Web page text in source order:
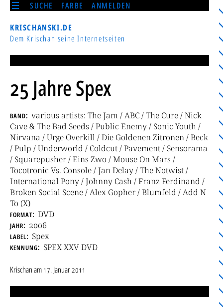
SUCHE FARBE ANMELDEN
KRISCHANSKI.DE
Dem Krischan seine Internetseiten
25 Jahre Spex
band various artists: The Jam / ABC / The Cure / Nick
Cave & The Bad Seeds / Public Enemy / Sonic Youth /
Nirvana / Urge Overkill / Die Goldenen Zitronen / Beck
/ Pulp / Underworld / Coldcut / Pavement / Sensorama
/ Squarepusher / Eins Zwo / Mouse On Mars /
Tocotronic Vs. Console / Jan Delay / The Notwist /
International Pony / Johnny Cash / Franz Ferdinand /
Broken Social Scene / Alex Gopher / Blumfeld / Add N
To (X)
format DVD
jahr 2006
label Spex
kennung SPEX XXV DVD
Krischanam17. Januar 2011